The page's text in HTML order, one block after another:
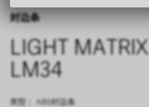
封边条
LIGHT MATRIX
LM34
类型： ABS封边条